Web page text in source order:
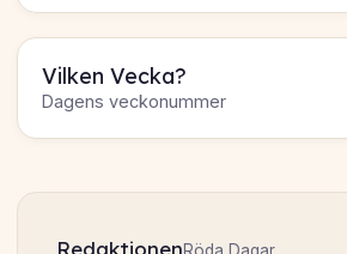
Vilken Vecka?
Dagens veckonummer